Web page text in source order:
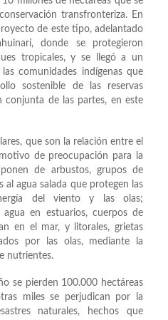
transfronteriza. En
de este tipo, adelantado
donde se protegieron
tropicales, y se llegó a un
comunidades indígenas que
sostenible de las reservas
conjunta de las partes, en este
que son la relación entre el
de preocupación para la
de arbustos, grupos de
al agua salada que protegen las
del viento y las olas;
en estuarios, cuerpos de
en el mar, y litorales, grietas
por las olas, mediante la
nutrientes.
se pierden 100.000 hectáreas
miles se perjudican por la
naturales, hechos que